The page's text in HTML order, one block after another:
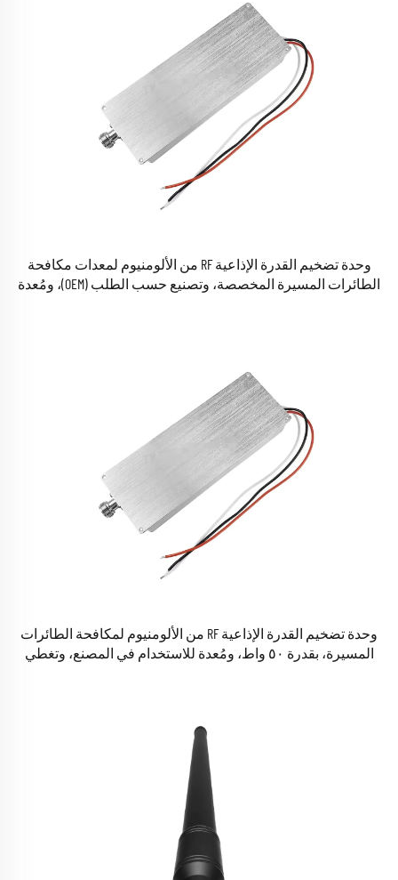
وحدة تضخيم القدرة الإذاعية RF من الألومنيوم لمعدات مكافحة
الطائرات المسيرة المخصصة، وتصنيع حسب الطلب (OEM)، ومُعدة
وحدة تضخيم القدرة الإذاعية RF من الألومنيوم لمكافحة الطائرات
المسيرة، بقدرة ٥٠ واط، ومُعدة للاستخدام في المصنع، وتغطي